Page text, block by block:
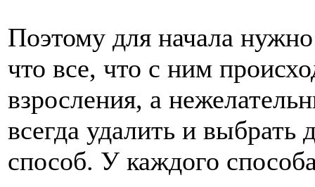
Поэтому для начала
что все, что с ним
взросления, а
всегда удалить и выбрать
способ. У каждого